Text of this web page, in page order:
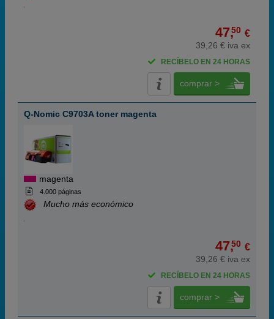
47,50 €
39,26 € iva ex
RECÍBELO EN 24 HORAS
comprar >
Q-Nomic C9703A toner magenta
magenta
4.000 páginas
Mucho más económico
47,50 €
39,26 € iva ex
RECÍBELO EN 24 HORAS
comprar >